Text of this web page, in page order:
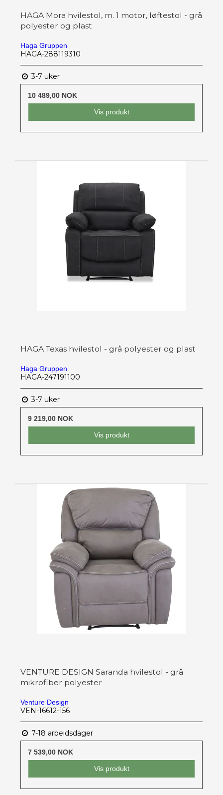
HAGA Mora hvilestol, m. 1 motor, løftestol - grå
polyester og plast
Haga Gruppen
HAGA-288119310
3-7 uker
10 489,00 NOK
Vis produkt
HAGA Texas hvilestol - grå polyester og plast
Haga Gruppen
HAGA-247191100
3-7 uker
9 219,00 NOK
Vis produkt
VENTURE DESIGN Saranda hvilestol - grå
mikrofiber polyester
Venture Design
VEN-16612-156
7-18 arbeidsdager
7 539,00 NOK
Vis produkt